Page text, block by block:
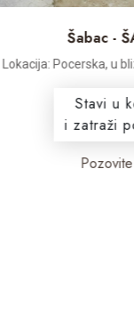
Šabac -
Lokacija: Pocerska, u
Stavi u
i zatraži
Pozovite